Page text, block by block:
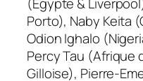
Porto), Naby Keita
Odion Ighalo
Percy Tau (Afrique
Gilloise), Pierre-